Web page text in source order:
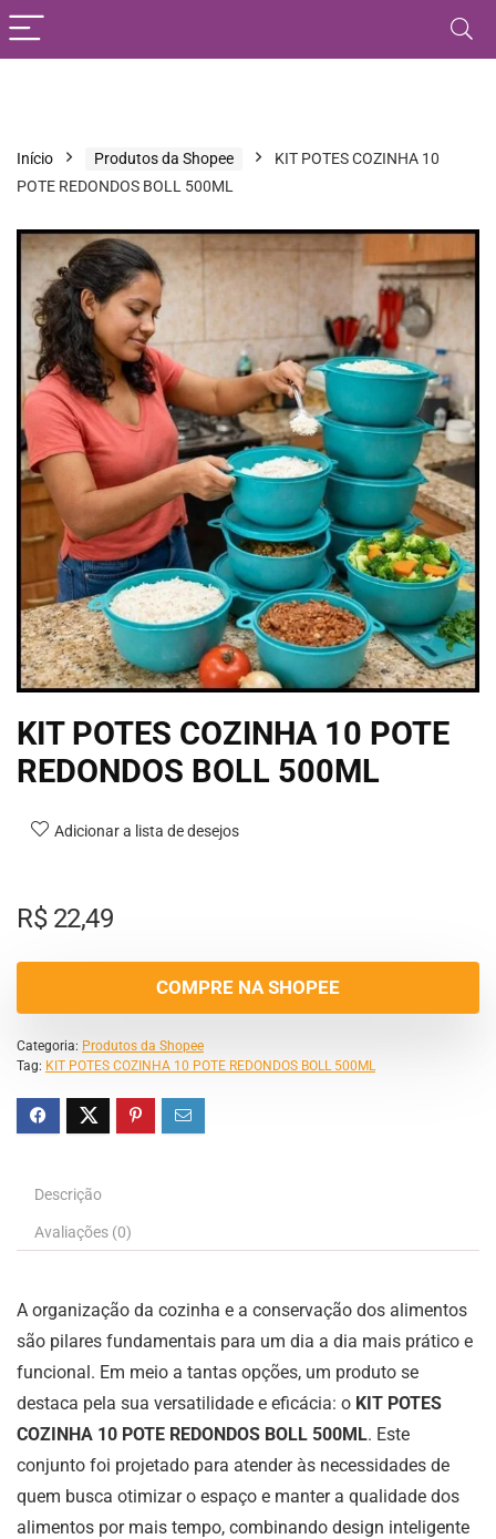
Início Produtos da Shopee
KIT POTES COZINHA 10
POTE REDONDOS BOLL 500ML
KIT POTES COZINHA 10 POTE
REDONDOS BOLL 500ML
Adicionar a lista de desejos
R$22,49
COMPRE NA SHOPEE
Categoria: Produtos da Shopee
Tag: KIT POTES COZINHA 10 POTE REDONDOS BOLL 500ML
Descrição
Avaliações (0)
A organização da cozinha e a conservação dos alimentos
são pilares fundamentais para um dia a dia mais prático e
funcional. Em meio a tantas opções, um produto se
destaca pela sua versatilidade e eficácia: o KIT POTES
COZINHA 10 POTE REDONDOS BOLL 500ML. Este
conjunto foi projetado para atender às necessidades de
quem busca otimizar o espaço e manter a qualidade dos
alimentos por mais tempo, combinando design inteligente